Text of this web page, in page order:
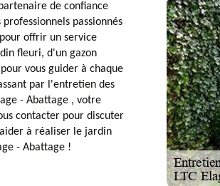
de confiance
passionnés
offrir un service
fleuri, d'un gazon
vous guider à chaque
par l'entretien des
- Abattage , votre
contacter pour discuter
à réaliser le jardin
- Abattage !